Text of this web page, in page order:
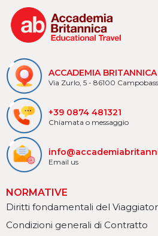
ACCADEMIA BRITANNICA
Via Zurlo, 5 - 86100
+39 0874 481321
Chiamata o messaggio
Email us
NORMATIVE
Diritti fondamentali del
Condizioni generali di Contratto